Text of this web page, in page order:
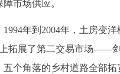
市场供应。
年到2004年，土房变
拓展了第二交易市场——
个角落的乡村道路全部